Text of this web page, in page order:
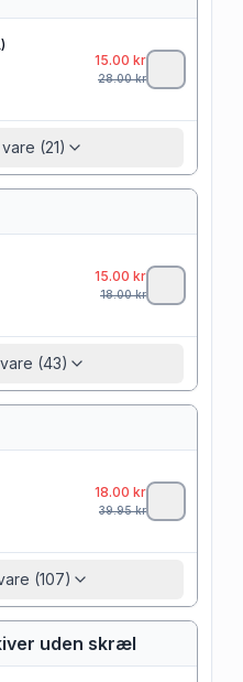
15.00 kr
28.00kr
(21)
15.00 kr
18.00kr
(43)
18.00 kr
39.95kr
(107)
uden skræl